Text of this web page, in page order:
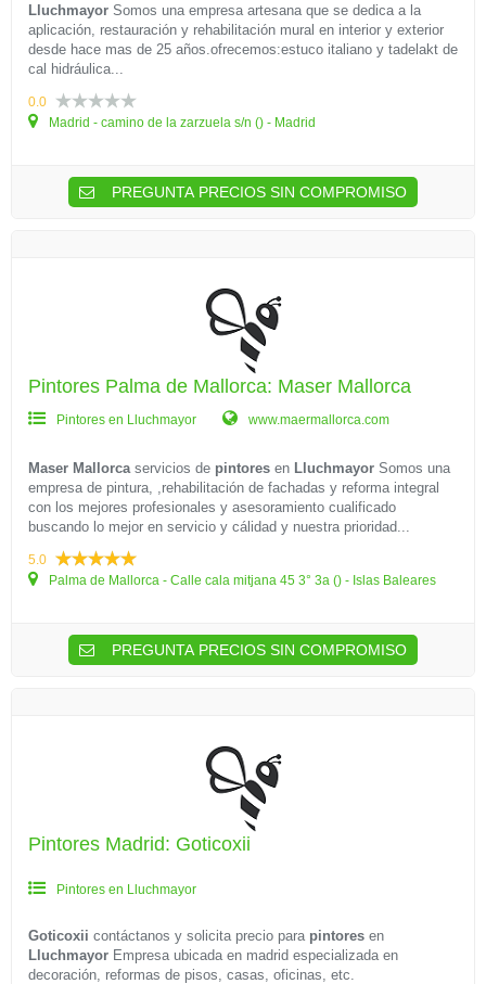
Lluchmayor Somos una empresa artesana que se dedica a la
aplicación, restauración y rehabilitación mural en interior y exterior
desde hace mas de 25 años.ofrecemos:estuco italiano y tadelakt de
cal hidráulica...
0.0
Madrid - camino de la zarzuela s/n () - Madrid
PREGUNTA PRECIOS SIN COMPROMISO
Pintores Palma de Mallorca: Maser Mallorca
Pintores en Lluchmayor www.maermallorca.com
Maser Mallorcaservicios de pintores en Lluchmayor Somos una
empresa de pintura, ,rehabilitación de fachadas y reforma integral
con los mejores profesionales y asesoramiento cualificado
buscando lo mejor en servicio y cálidad y nuestra prioridad...
5.0
Palma de Mallorca - Calle cala mitjana 45 3° 3a () - Islas Baleares
PREGUNTA PRECIOS SIN COMPROMISO
Pintores Madrid: Goticoxii
Pintores en Lluchmayor
Goticoxii contáctanos y solicita precio para pintores en
Lluchmayor Empresa ubicada en madrid especializada en
decoración, reformas de pisos, casas, oficinas, etc.